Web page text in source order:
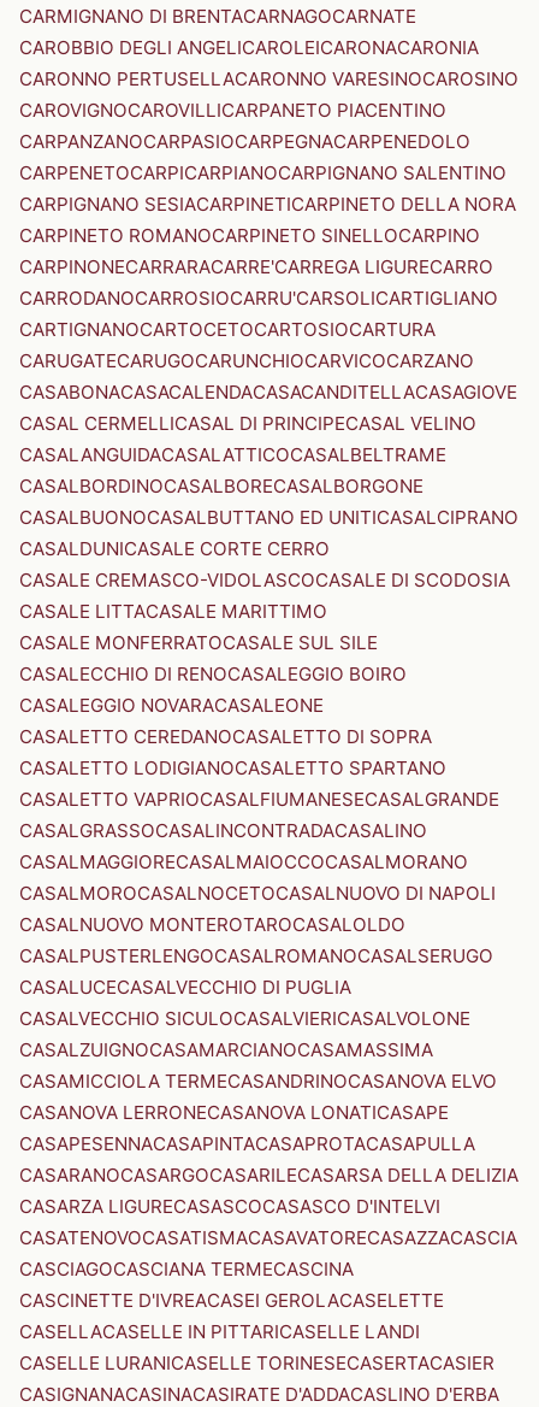
CARMIGNANO DI BRENTACARNAGOCARNATE
CAROBBIO DEGLI ANGELICAROLEICARONACARONIA
CARONNO PERTUSELLACARONNO VARESINOCAROSINO
CAROVIGNOCAROVILLICARPANETO PIACENTINO
CARPANZANOCARPASIOCARPEGNACARPENEDOLO
CARPENETOCARPICARPIANOCARPIGNANO SALENTINO
CARPIGNANO SESIACARPINETICARPINETO DELLA NORA
CARPINETO ROMANOCARPINETO SINELLOCARPINO
CARPINONECARRARACARRE'CARREGA LIGURECARRO
CARRODANOCARROSIOCARRU'CARSOLICARTIGLIANO
CARTIGNANOCARTOCETOCARTOSIOCARTURA
CARUGATECARUGOCARUNCHIOCARVICOCARZANO
CASABONACASACALENDACASACANDITELLACASAGIOVE
CASAL CERMELLICASAL DI PRINCIPECASAL VELINO
CASALANGUIDACASALATTICOCASALBELTRAME
CASALBORDINOCASALBORECASALBORGONE
CASALBUONOCASALBUTTANO ED UNITICASALCIPRANO
CASALDUNICASALE CORTE CERRO
CASALE CREMASCO-VIDOLASCOCASALE DI SCODOSIA
CASALE LITTACASALE MARITTIMO
CASALE MONFERRATOCASALE SUL SILE
CASALECCHIO DI RENOCASALEGGIO BOIRO
CASALEGGIO NOVARACASALEONE
CASALETTO CEREDANOCASALETTO DI SOPRA
CASALETTO LODIGIANOCASALETTO SPARTANO
CASALETTO VAPRIOCASALFIUMANESECASALGRANDE
CASALGRASSOCASALINCONTRADACASALINO
CASALMAGGIORECASALMAIOCCOCASALMORANO
CASALMOROCASALNOCETOCASALNUOVO DI NAPOLI
CASALNUOVO MONTEROTAROCASALOLDO
CASALPUSTERLENGOCASALROMANOCASALSERUGO
CASALUCECASALVECCHIO DI PUGLIA
CASALVECCHIO SICULOCASALVIERICASALVOLONE
CASALZUIGNOCASAMARCIANOCASAMASSIMA
CASAMICCIOLA TERMECASANDRINOCASANOVA ELVO
CASANOVA LERRONECASANOVA LONATICASAPE
CASAPESENNACASAPINTACASAPROTACASAPULLA
CASARANOCASARGOCASARILECASARSA DELLA DELIZIA
CASARZA LIGURECASASCOCASASCO D'INTELVI
CASATENOVOCASATISMACASAVATORECASAZZACASCIA
CASCIAGOCASCIANA TERMECASCINA
CASCINETTE D'IVREACASEI GEROLACASELETTE
CASELLACASELLE IN PITTARICASELLE LANDI
CASELLE LURANICASELLE TORINESECASERTACASIER
CASIGNANACASINACASIRATE D'ADDACASLINO D'ERBA